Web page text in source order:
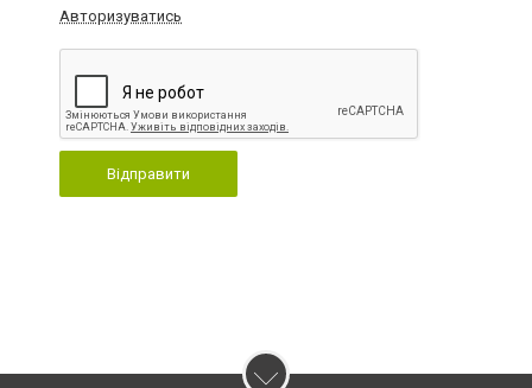
Авторизуватись
Відправити